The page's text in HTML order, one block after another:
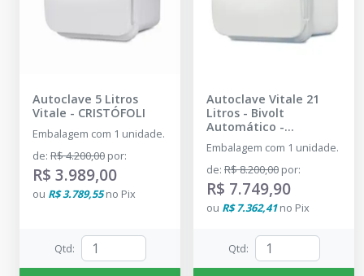
Autoclave 5 Litros
Vitale - CRISTÓFOLI
Embalagem com 1 unidade.
de: R$ 4.200,00 por:
R$ 3.989,00
ou R$ 3.789,55no Pix
Qtd:
Autoclave Vitale 21
Litros - Bivolt
Automático -
CRISTÓFOLI
Embalagem com 1 unidade.
de: R$ 8.200,00 por:
R$ 7.749,90
ou R$ 7.362,41no Pix
Qtd: